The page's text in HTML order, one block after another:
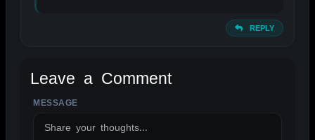
REPLY
Leave a Comment
MESSAGE
ALTERNATIVE: